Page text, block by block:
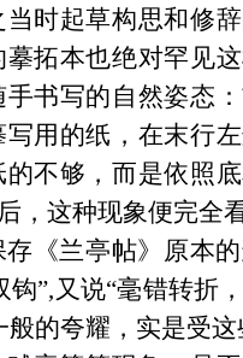
时起草构思和修
拓本也绝对罕见这
书写的自然姿态
用的纸，在末行
不够，而是依照
，这种现象便完全
《兰亭帖》原本
钩”,又说“毫错转折
般的夸耀，实是受这